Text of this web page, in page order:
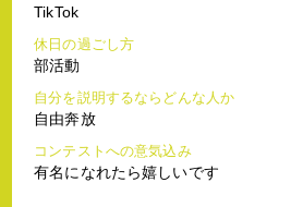
TikTok
休日の過ごし方
部活動
自分を説明するならどんな人か
自由奔放
コンテストへの意気込み
有名になれたら嬉しいです